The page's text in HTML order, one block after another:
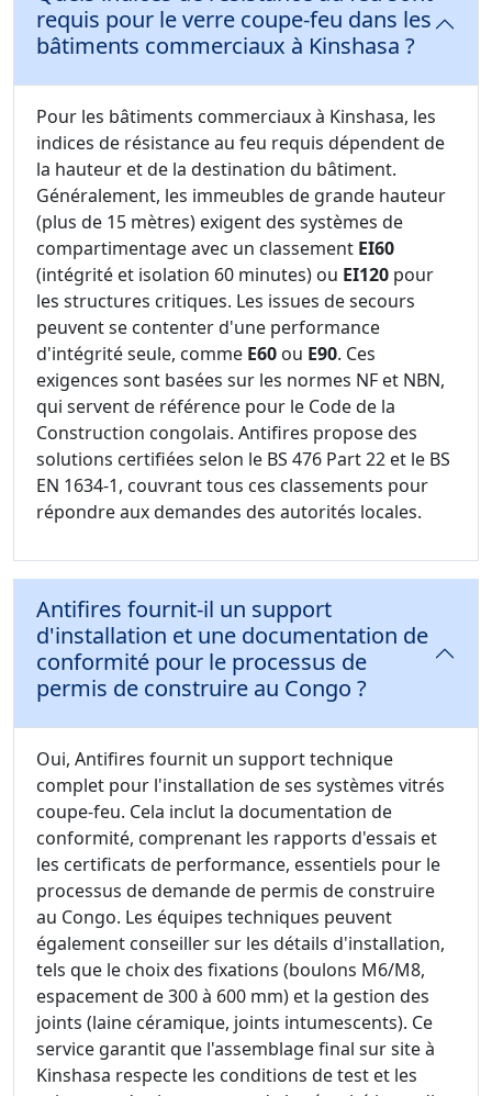
requis pour le verre coupe-feu dans les
bâtiments commerciaux à Kinshasa ?
Pour les bâtiments commerciaux à Kinshasa, les
indices de résistance au feu requis dépendent de
la hauteur et de la destination du bâtiment.
Généralement, les immeubles de grande hauteur
(plus de 15 mètres) exigent des systèmes de
compartimentage avec un classement EI60
(intégrité et isolation 60 minutes) ou EI120 pour
les structures critiques. Les issues de secours
peuvent se contenter d'une performance
d'intégrité seule, comme E60 ou E90. Ces
exigences sont basées sur les normes NF et NBN,
qui servent de référence pour le Code de la
Construction congolais. Antifires propose des
solutions certifiées selon le BS 476 Part 22 et le BS
EN 1634-1, couvrant tous ces classements pour
répondre aux demandes des autorités locales.
Antifires fournit-il un support
d'installation et une documentation de
conformité pour le processus de
permis de construire au Congo ?
Oui, Antifires fournit un support technique
complet pour l'installation de ses systèmes vitrés
coupe-feu. Cela inclut la documentation de
conformité, comprenant les rapports d'essais et
les certificats de performance, essentiels pour le
processus de demande de permis de construire
au Congo. Les équipes techniques peuvent
également conseiller sur les détails d'installation,
tels que le choix des fixations (boulons M6/M8,
espacement de 300 à 600 mm) et la gestion des
joints (laine céramique, joints intumescents). Ce
service garantit que l'assemblage final sur site à
Kinshasa respecte les conditions de test et les